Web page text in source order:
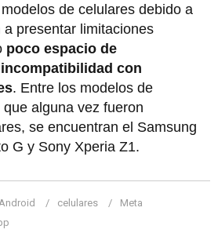
de celulares debido a
presentar limitaciones
poco espacio de
incompatibilidad con
. Entre los modelos de
alguna vez fueron
se encuentran el Samsung
G y Sony Xperia Z1.
Android celulares
Meta